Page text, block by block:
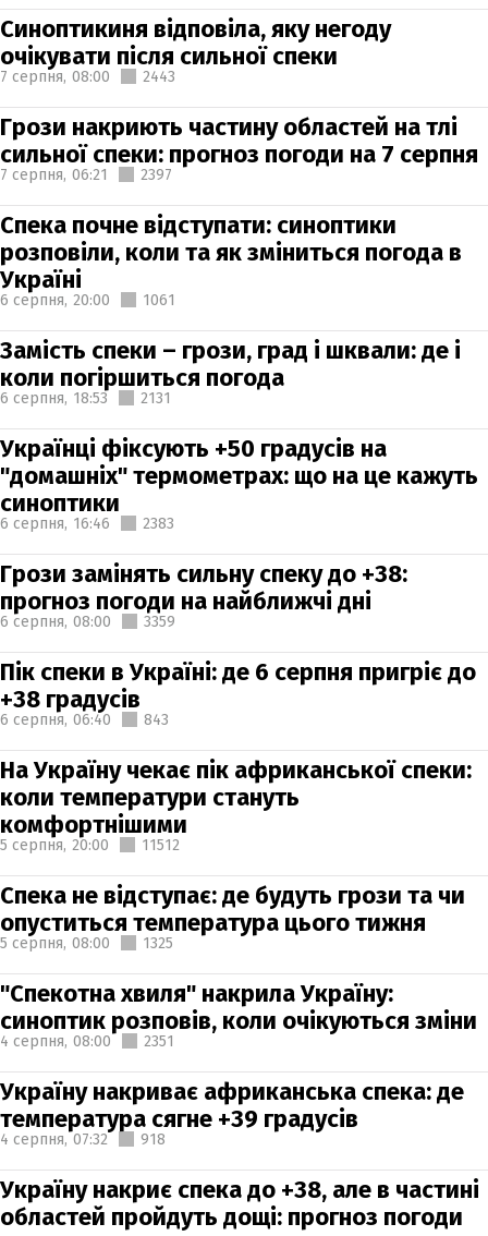
Синоптикиня відповіла, яку негоду
очікувати після сильної спеки
7 серпня, 08:00 2443
Грози накриють частину областей на тлі
сильної спеки: прогноз погоди на 7 серпня
7 серпня, 06:21 2397
Спека почне відступати: синоптики
розповіли, коли та як зміниться погода в
Україні
6 серпня, 20:00 1061
Замість спеки – грози, град і шквали: де і
коли погіршиться погода
6 серпня, 18:53 2131
Українці фіксують +50 градусів на
"домашніх" термометрах: що на це кажуть
синоптики
6 серпня, 16:46 2383
Грози замінять сильну спеку до +38:
прогноз погоди на найближчі дні
6 серпня, 08:00 3359
Пік спеки в Україні: де 6 серпня пригріє до
+38 градусів
6 серпня, 06:40 843
На Україну чекає пік африканської спеки:
коли температури стануть
комфортнішими
5 серпня, 20:00 11512
Спека не відступає: де будуть грози та чи
опуститься температура цього тижня
5 серпня, 08:00 1325
"Спекотна хвиля" накрила Україну:
синоптик розповів, коли очікуються зміни
4 серпня, 08:00 2351
Україну накриває африканська спека: де
температура сягне +39 градусів
4 серпня, 07:32 918
Україну накриє спека до +38, але в частині
областей пройдуть дощі: прогноз погоди